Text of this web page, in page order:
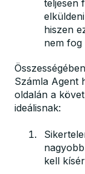
teljesen
hiszen
nem fog
Számla Agent
oldalán a
ideálisnak:
kell